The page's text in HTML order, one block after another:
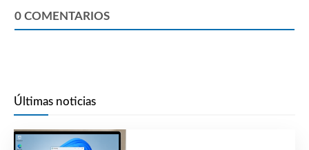
0 COMENTARIOS
Últimas noticias